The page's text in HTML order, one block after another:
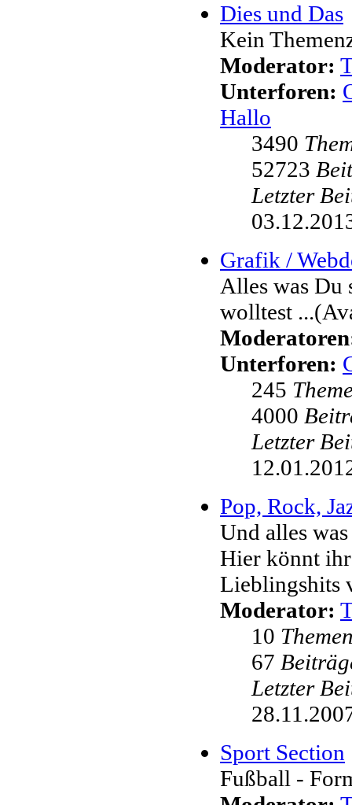
Dies und Das
Kein
Moderator:
Unterforen:
Hallo
3490
52723
Letzter
Grafik /
Alles was Du
wolltest
Unterforen:
245
4000
Letzter
Pop, Rock,
Und alles
Hier könnt
Lieblingshits
Moderator:
10
67
Letzter
Sport Section
Fußball -